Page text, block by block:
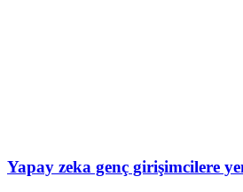
Yapay zeka genç girişimcilere